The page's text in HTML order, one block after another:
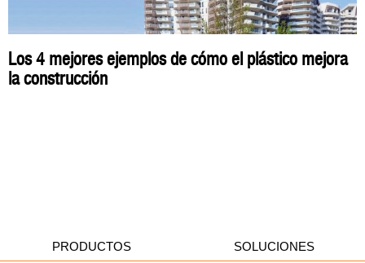
Los 4 mejores ejemplos de cómo el plástico mejora
la construcción
PRODUCTOS SOLUCIONES